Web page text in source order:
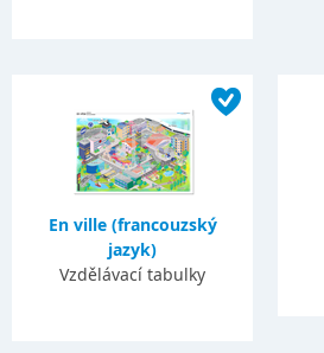
En ville (francouzský
jazyk)
Vzdělávací tabulky